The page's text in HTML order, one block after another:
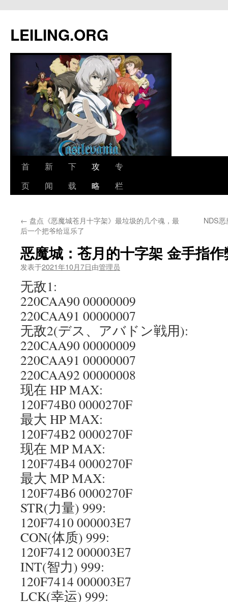
文
LEILING.ORG
首
页
新
闻
下
载
攻
略
专
栏
← 盘点《恶魔城苍月十字架》最垃圾的几个魂，最
后一个把爷给逗乐了
NDS
恶魔城：苍月的十字架 金手指
发表于2021年10月7日由管理员
无敌1:
220CAA90 00000009
220CAA91 00000007
无敌2(デス、アバドン戦用):
220CAA90 00000009
220CAA91 00000007
220CAA92 00000008
现在 HP MAX:
120F74B0 0000270F
最大 HP MAX:
120F74B2 0000270F
现在 MP MAX:
120F74B4 0000270F
最大 MP MAX:
120F74B6 0000270F
STR(力量) 999:
120F7410 000003E7
CON(体质) 999:
120F7412 000003E7
INT(智力) 999:
120F7414 000003E7
LCK(幸运) 999: